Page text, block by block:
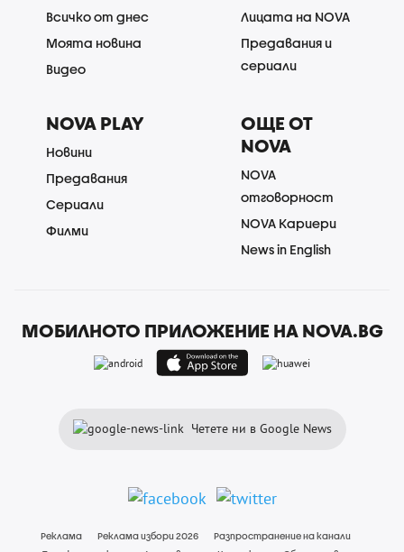
Всичко от днес
Моята новина
Видео
Лицата на NOVA
Предавания и
сериали
NOVA PLAY
Новини
Предавания
Сериали
Филми
ОЩЕ ОТ
NOVA
NOVA
отговорност
NOVA Кариери
News in English
МОБИЛНОТО ПРИЛОЖЕНИЕ НА NOVA.BG
Четете ни в Google News
Реклама Реклама избори 2026
Разпространение на канали